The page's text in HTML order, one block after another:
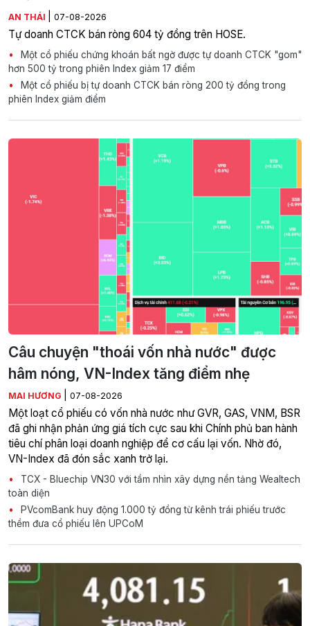
AN THÁI 07-08-2026
Tự doanh CTCK bán ròng 604 tỷ đồng trên HOSE.
Một cổ phiếu chứng khoán bất ngờ được tự doanh CTCK "gom"
hơn 500 tỷ trong phiên Index giảm 17 điểm
Một cổ phiếu bị tự doanh CTCK bán ròng 200 tỷ đồng trong
phiên Index giảm điểm
Câu chuyện "thoái vốn nhà nước" được
hâm nóng, VN-Index tăng điểm nhẹ
MAI HƯƠNG 07-08-2026
Một loạt cổ phiếu có vốn nhà nước như GVR, GAS, VNM, BSR
đã ghi nhận phản ứng giá tích cực sau khi Chính phủ ban hành
tiêu chí phân loại doanh nghiệp để cơ cấu lại vốn. Nhờ đó,
VN-Index đã đón sắc xanh trở lại.
TCX - Bluechip VN30 với tầm nhìn xây dựng nền tảng Wealtech
toàn diện
PVcomBank huy động 1.000 tỷ đồng từ kênh trái phiếu trước
thềm đưa cổ phiếu lên UPCoM